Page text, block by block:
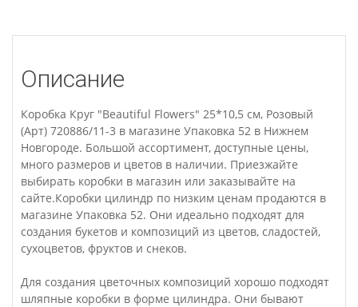
Описание
Коробка Круг "Beautiful Flowers" 25*10,5 см, Розовый
(Арт) 720886/11-3 в магазине Упаковка 52 в Нижнем
Новгороде. Большой ассортимент, доступные цены,
много размеров и цветов в наличии. Приезжайте
выбирать коробки в магазин или заказывайте на
сайте.Коробки цилиндр по низким ценам продаются в
магазине Упаковка 52. Они идеально подходят для
создания букетов и композиций из цветов, сладостей,
сухоцветов, фруктов и снеков.
Для создания цветочных композиций хорошо подходят
шляпные коробки в форме цилиндра. Они бывают